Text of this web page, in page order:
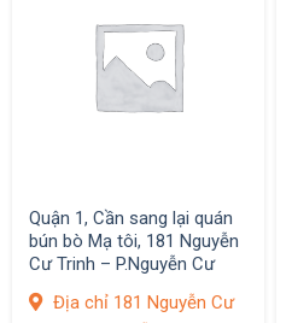
Quận 1, Cần sang lại quán
bún bò Mạ tôi, 181 Nguyễn
Cư Trinh – P.Nguyễn Cư
Địa chỉ 181 Nguyễn Cư